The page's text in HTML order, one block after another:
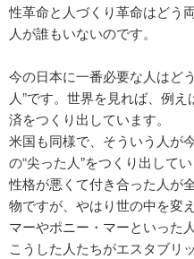
性革命と人づくり革命はどう
人が誰もいないのです。
今の日本に一番必要な人はど
人”です。世界を見れば、例
済をつくり出しています。
米国も同様で、そういう人が
の“尖った人”をつくり出して
性格が悪くて付き合った人が
物ですが、やはり世の中を変
マーやポニー・マーといった
こうした人たちがエスタブリ